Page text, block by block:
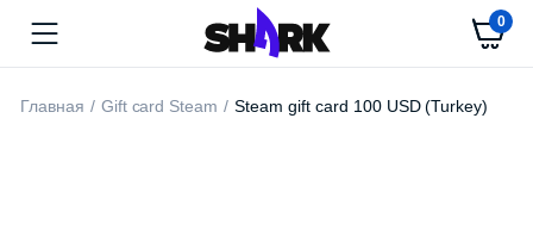
0
Главная Gift card Steam Steam gift card 100 USD (Turkey)